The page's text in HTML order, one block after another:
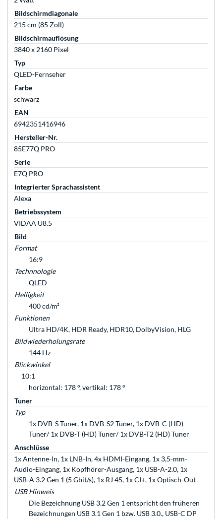
Bildschirmdiagonale
215 cm (85 Zoll)
Bildschirmauflösung
3840 x 2160 Pixel
Typ
QLED-Fernseher
Farbe
schwarz
EAN
6942351416946
Hersteller-Nr.
85E77Q PRO
Serie
E7Q PRO
Integrierter Sprachassistent
Alexa
Betriebssystem
VIDAA U8.5
Bild
Format
16:9
Technnologie
QLED
Helligkeit
400 cd/m²
Funktionen
Ultra HD/4K, HDR Ready, HDR10, DolbyVision, HLG
Bildwiederholungsrate
144 Hz
Blickwinkel
10:1
horizontal: 178 °, vertikal: 178 °
Tuner
Typ
1x DVB-S Tuner, 1x DVB-S2 Tuner, 1x DVB-C (HD)
Tuner/ 1x DVB-T (HD) Tuner/ 1x DVB-T2 (HD) Tuner
Anschlüsse
1x Antenne-In, 1x LNB-In, 4x HDMI-Eingang, 1x 3,5-mm-
Audio-Eingang, 1x Kopfhörer-Ausgang, 1x USB-A-2.0, 1x
USB-A 3.2 Gen 1 (5 Gbit/s), 1x RJ 45, 1x CI+, 1x Optisch-Out
USB Hinweis
Die Bezeichnung USB 3.2 Gen 1 entspricht den früheren
Bezeichnungen USB 3.1 Gen 1 bzw. USB 3.0., USB-C DP